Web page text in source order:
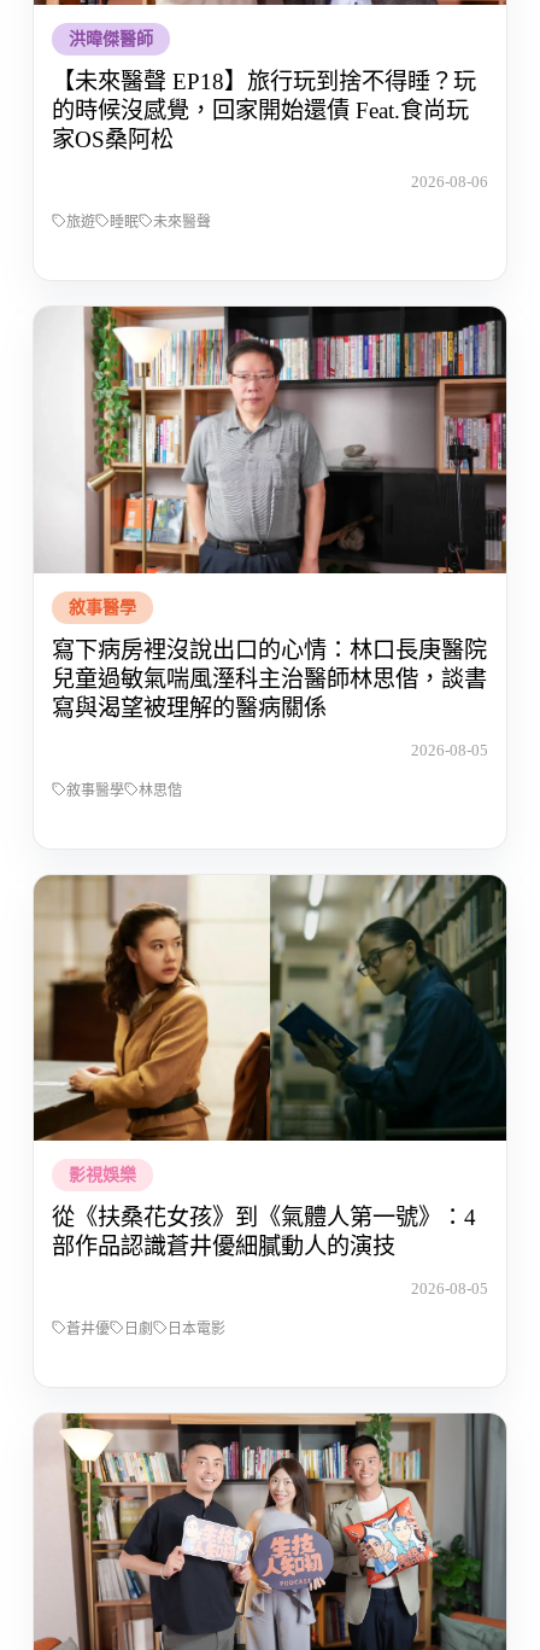
洪暐傑醫師
【未來醫聲 EP18】旅行玩到捨不得睡？玩
的時候沒感覺，回家開始還債 Feat.食尚玩
家OS桑阿松
2026-08-06
旅遊 睡眠 未來醫聲
敘事醫學
寫下病房裡沒說出口的心情：林口長庚醫院
兒童過敏氣喘風溼科主治醫師林思偕，談書
寫與渴望被理解的醫病關係
2026-08-05
敘事醫學 林思偕
影視娛樂
從《扶桑花女孩》到《氣體人第一號》：4
部作品認識蒼井優細膩動人的演技
2026-08-05
蒼井優 日劇 日本電影